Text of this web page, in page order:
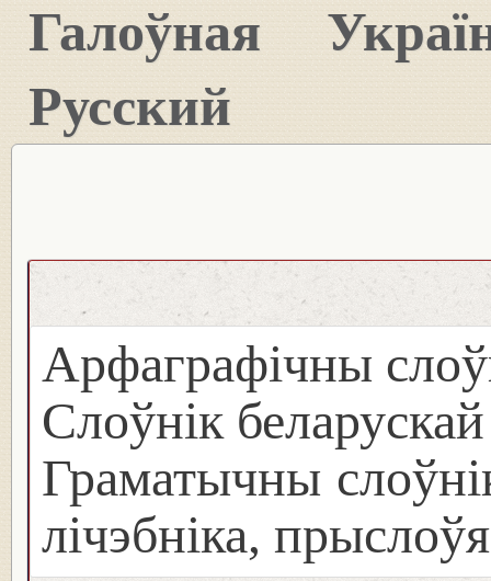
Галоўная
Русский
Арфаграфічны
Слоўнік
Граматычны
лічэбніка, прыслоўя